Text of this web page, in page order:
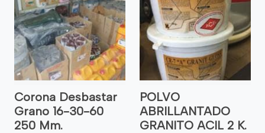
Corona Desbastar
Grano 16-30-60
250 Mm.
POLVO
ABRILLANTADO
GRANITO ACIL 2 K.